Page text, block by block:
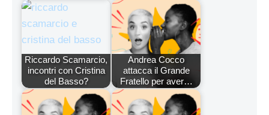
Riccardo Scamarcio,
incontri con Cristina
del Basso?
Andrea Cocco
attacca il Grande
Fratello per aver…